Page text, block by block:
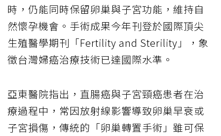
時，仍能同時保留卵巢與子宮功能，維持自
然懷孕機會。手術成果今年刊登於國際頂尖
生殖醫學期刊「Fertility and Sterility」，象
徵台灣婦癌治療技術已達國際水準。
亞東醫院指出，直腸癌與子宮頸癌患者在治
療過程中，常因放射線影響導致卵巢早衰或
子宮損傷，傳統的「卵巢轉置手術」雖可保